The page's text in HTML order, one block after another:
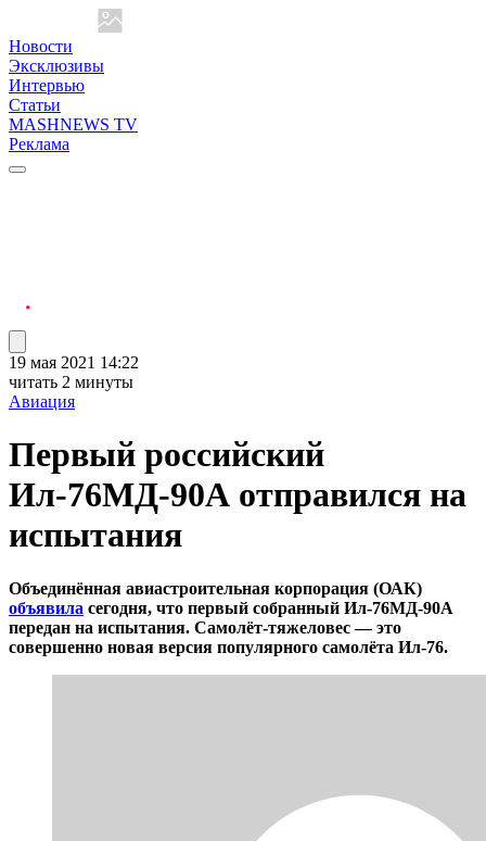
Новости
Эксклюзивы
Интервью
Статьи
MASHNEWS TV
Реклама
19 мая 2021 14:22
читать 2 минуты
Авиация
Первый российский
Ил-76МД-90А отправился на
испытания
Объединённая авиастроительная корпорация (ОАК)
объявила сегодня, что первый собранный Ил-76МД-90А
передан на испытания. Самолёт-тяжеловес — это
совершенно новая версия популярного самолёта Ил-76.